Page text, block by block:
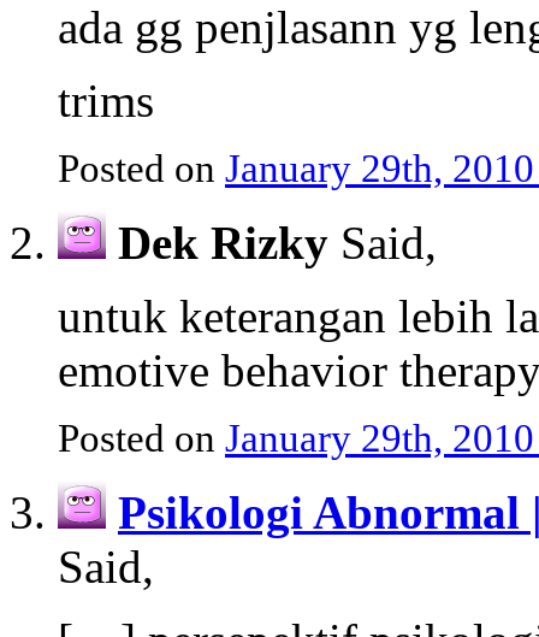
ada gg penjlasann yg
trims
Posted on January 29th,
Dek Rizky Said,
untuk keterangan lebih
emotive behavior
Posted on January 29th,
Psikologi
Said,